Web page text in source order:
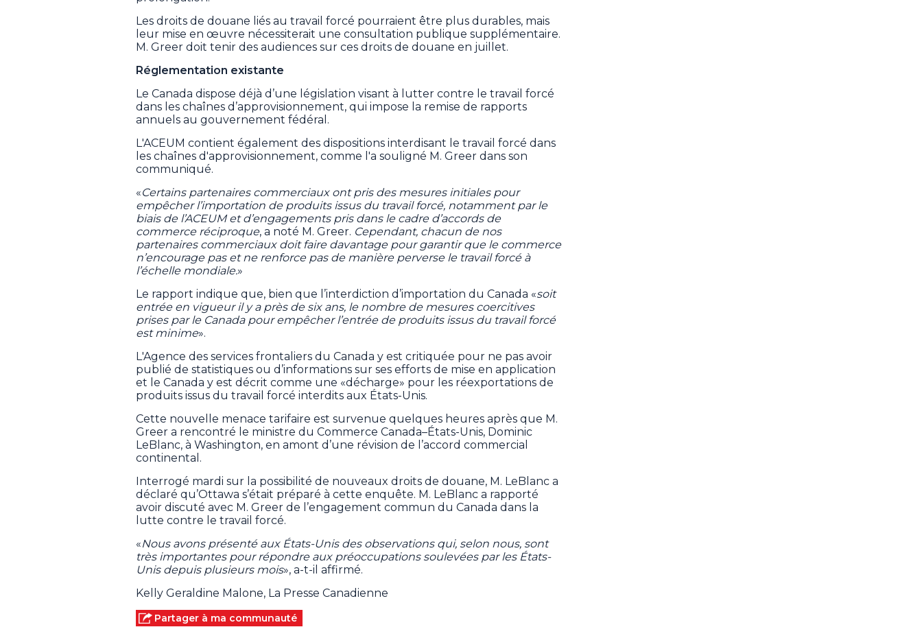
Les droits de douane liés au travail forcé pourraient être plus durables, mais
leur mise en œuvre nécessiterait une consultation publique supplémentaire.
M. Greer doit tenir des audiences sur ces droits de douane en juillet.
Réglementation existante
Le Canada dispose déjà d’une législation visant à lutter contre le travail forcé
dans les chaînes d’approvisionnement, qui impose la remise de rapports
annuels au gouvernement fédéral.
L'ACEUM contient également des dispositions interdisant le travail forcé dans
les chaînes d'approvisionnement, comme l'a souligné M. Greer dans son
communiqué.
«Certains partenaires commerciaux ont pris des mesures initiales pour
empêcher l’importation de produits issus du travail forcé, notamment par le
biais de l’ACEUM et d’engagements pris dans le cadre d’accords de
commerce réciproque, a noté M. Greer. Cependant, chacun de nos
partenaires commerciaux doit faire davantage pour garantir que le commerce
n’encourage pas et ne renforce pas de manière perverse le travail forcé à
l’échelle mondiale.»
Le rapport indique que, bien que l’interdiction d’importation du Canada «soit
entrée en vigueur il y a près de six ans, le nombre de mesures coercitives
prises par le Canada pour empêcher l’entrée de produits issus du travail forcé
est minime».
L'Agence des services frontaliers du Canada y est critiquée pour ne pas avoir
publié de statistiques ou d’informations sur ses efforts de mise en application
et le Canada y est décrit comme une «décharge» pour les réexportations de
produits issus du travail forcé interdits aux États-Unis.
Cette nouvelle menace tarifaire est survenue quelques heures après que M.
Greer a rencontré le ministre du Commerce Canada–États-Unis, Dominic
LeBlanc, à Washington, en amont d’une révision de l’accord commercial
continental.
Interrogé mardi sur la possibilité de nouveaux droits de douane, M. LeBlanc a
déclaré qu’Ottawa s’était préparé à cette enquête. M. LeBlanc a rapporté
avoir discuté avec M. Greer de l’engagement commun du Canada dans la
lutte contre le travail forcé.
«Nous avons présenté aux États-Unis des observations qui, selon nous, sont
très importantes pour répondre aux préoccupations soulevées par les États-
Unis depuis plusieurs mois», a-t-il affirmé.
Kelly Geraldine Malone, La Presse Canadienne
Partager à ma communauté